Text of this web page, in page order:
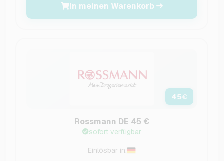
In meinen Warenkorb
45€
Rossmann DE 45 €
sofort verfügbar
Einlösbar in: